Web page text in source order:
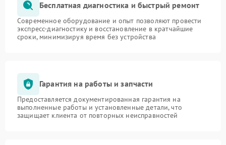
Бесплатная диагностика и быстрый ремонт
Современное оборудование и опыт позволяют провести
экспресс-диагностику и восстановление в кратчайшие
сроки, минимизируя время без устройства
Гарантия на работы и запчасти
Предоставляется документированная гарантия на
выполненные работы и установленные детали, что
защищает клиента от повторных неисправностей